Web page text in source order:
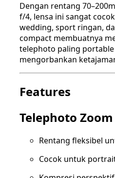
Dengan rentang
f/4, lensa ini sangat
wedding, sport ringan,
compact membuatnya
telephoto paling
mengorbankan
Features
Telephoto
Rentang fleksibel
Cocok untuk